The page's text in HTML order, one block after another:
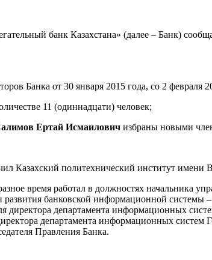
банк Казахстана» (далее – Банк)
Банка от 30 января 2015 года, со 2 февраля
11 (одиннадцати) человек;
Ертай Исмаилович избраны новыми
Казахский политехнический институт имени
время работал в должностях начальника
банковской информационной системы
директора департамента информационных
департамента информационных систем
Правления Банка.